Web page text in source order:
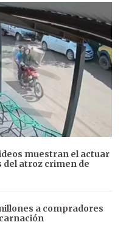
muestran el actuar
del atroz crimen de
a compradores